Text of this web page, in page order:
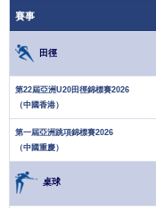
賽事
田徑
第22屆亞洲U20田徑錦標賽2026
（中國香港）
第一屆亞洲跳項錦標賽2026
（中國重慶）
桌球